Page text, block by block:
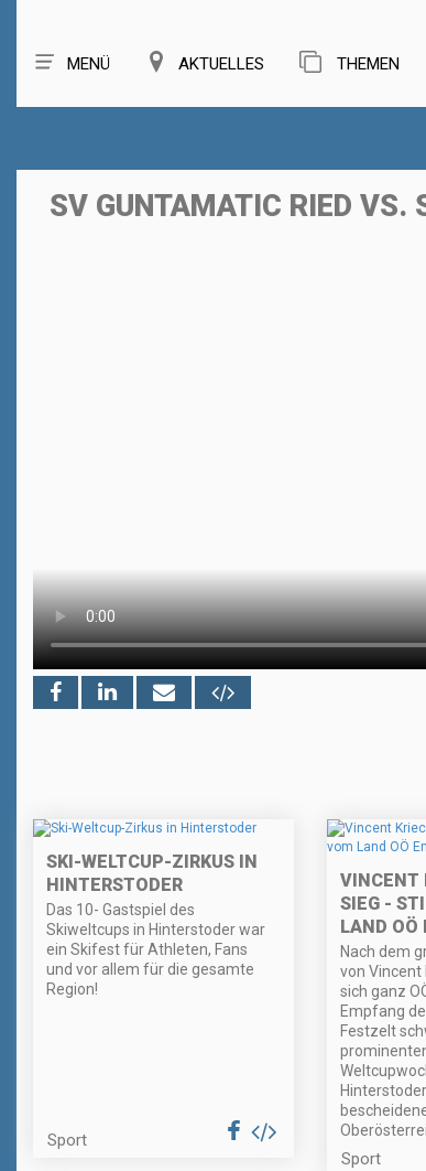
MENÜ AKTUELLES THEMEN
SV GUNTAMATIC RIED VS.
SKI-WELTCUP-ZIRKUS IN
HINTERSTODER
Das 10- Gastspiel des
Skiweltcups in Hinterstoder war
ein Skifest für Athleten, Fans
und vor allem für die gesamte
Region!
Sport
VINCENT
SIEG -
LAND OÖ
Nach dem
von
sich ganz
Empfang
Festzelt
Sport